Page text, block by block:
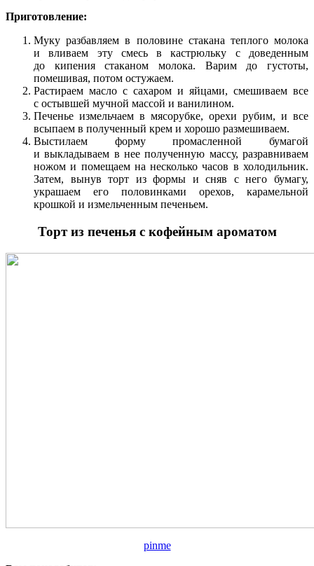
Приготовление:
Муку разбавляем в половине стакана теплого молока
и вливаем эту смесь в кастрюльку с доведенным
до кипения стаканом молока. Варим до густоты,
помешивая, потом остужаем.
Растираем масло с сахаром и яйцами, смешиваем все
с остывшей мучной массой и ванилином.
Печенье измельчаем в мясорубке, орехи рубим, и все
всыпаем в полученный крем и хорошо размешиваем.
Выстилаем форму промасленной бумагой
и выкладываем в нее полученную массу, разравниваем
ножом и помещаем на несколько часов в холодильник.
Затем, вынув торт из формы и сняв с него бумагу,
украшаем его половинками орехов, карамельной
крошкой и измельченным печеньем.
Торт из печенья с кофейным ароматом
pinme